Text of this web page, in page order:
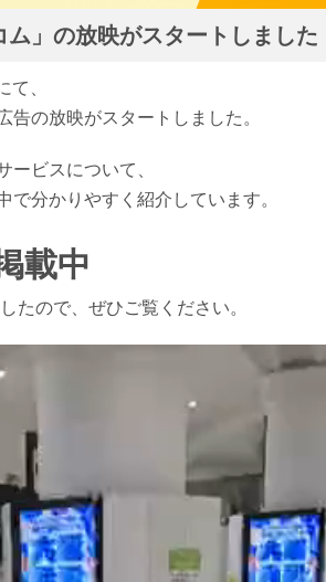
」の放映がスタートしました
て、
告の放映がスタートしました。
ービスについて、
分かりやすく紹介しています。
載中
たので、ぜひご覧ください。